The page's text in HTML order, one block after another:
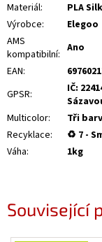
Související
Materiál:
PLA Silk
Výrobce:
Elegoo
AMS
kompatibilní: Ano
EAN:
GPSR:
IČ:
Multicolor:
Tři
Recyklace:
♻ 7 -
Váha: 1kg